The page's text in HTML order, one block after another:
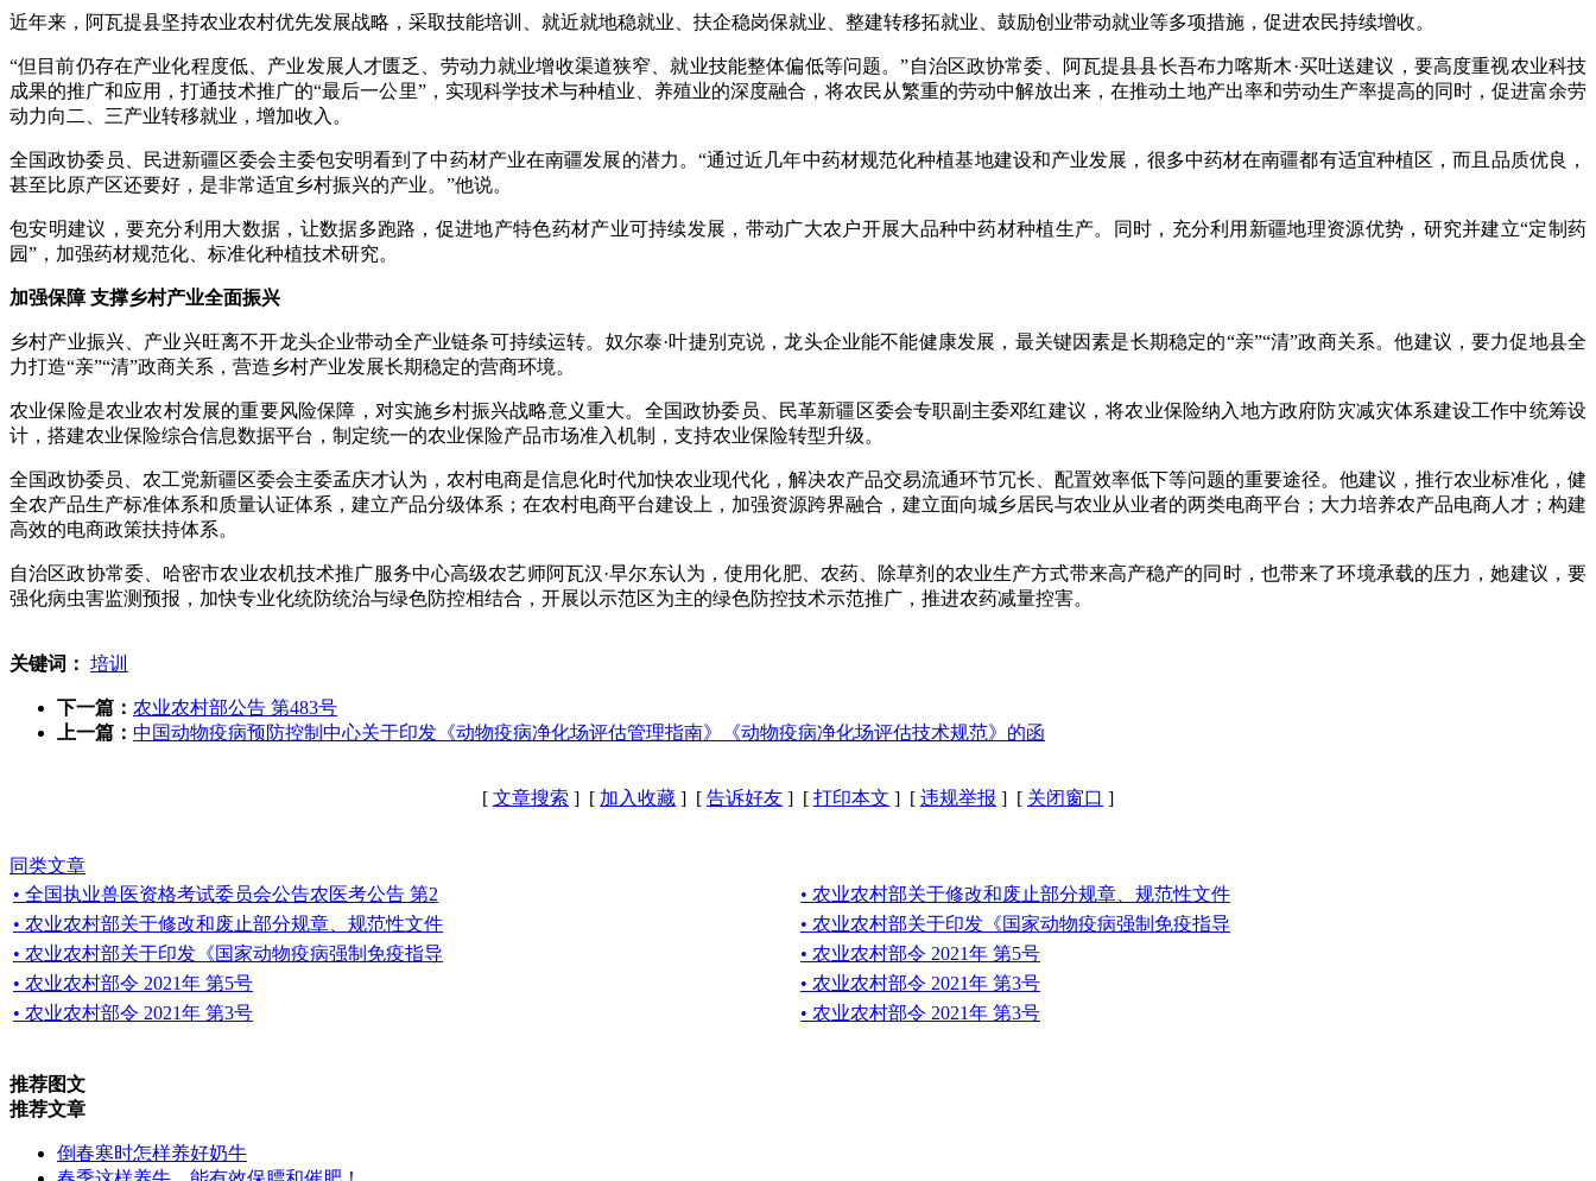
近年来，阿瓦提县坚持农业农村优先发展战略，采取技能培训、就近就地稳就业、扶企稳岗保就业、整建转移拓就业、鼓励创业带动就业等多项措施，促进农民持续增收。
“但目前仍存在产业化程度低、产业发展人才匮乏、劳动力就业增收渠道狭窄、就业技能整体偏低等问题。”自治区政协常委、阿瓦提县县长吾布力喀斯木·买吐送建议，要高度重视农业科技
成果的推广和应用，打通技术推广的“最后一公里”，实现科学技术与种植业、养殖业的深度融合，将农民从繁重的劳动中解放出来，在推动土地产出率和劳动生产率提高的同时，促进富余劳
动力向二、三产业转移就业，增加收入。
全国政协委员、民进新疆区委会主委包安明看到了中药材产业在南疆发展的潜力。“通过近几年中药材规范化种植基地建设和产业发展，很多中药材在南疆都有适宜种植区，而且品质优良，
甚至比原产区还要好，是非常适宜乡村振兴的产业。”他说。
包安明建议，要充分利用大数据，让数据多跑路，促进地产特色药材产业可持续发展，带动广大农户开展大品种中药材种植生产。同时，充分利用新疆地理资源优势，研究并建立“定制药
园”，加强药材规范化、标准化种植技术研究。
加强保障 支撑乡村产业全面振兴
乡村产业振兴、产业兴旺离不开龙头企业带动全产业链条可持续运转。奴尔泰·叶捷别克说，龙头企业能不能健康发展，最关键因素是长期稳定的“亲”“清”政商关系。他建议，要力促地县全
力打造“亲”“清”政商关系，营造乡村产业发展长期稳定的营商环境。
农业保险是农业农村发展的重要风险保障，对实施乡村振兴战略意义重大。全国政协委员、民革新疆区委会专职副主委邓红建议，将农业保险纳入地方政府防灾减灾体系建设工作中统筹设
计，搭建农业保险综合信息数据平台，制定统一的农业保险产品市场准入机制，支持农业保险转型升级。
全国政协委员、农工党新疆区委会主委孟庆才认为，农村电商是信息化时代加快农业现代化，解决农产品交易流通环节冗长、配置效率低下等问题的重要途径。他建议，推行农业标准化，健
全农产品生产标准体系和质量认证体系，建立产品分级体系；在农村电商平台建设上，加强资源跨界融合，建立面向城乡居民与农业从业者的两类电商平台；大力培养农产品电商人才；构建
高效的电商政策扶持体系。
自治区政协常委、哈密市农业农机技术推广服务中心高级农艺师阿瓦汉·早尔东认为，使用化肥、农药、除草剂的农业生产方式带来高产稳产的同时，也带来了环境承载的压力，她建议，要
强化病虫害监测预报，加快专业化统防统治与绿色防控相结合，开展以示范区为主的绿色防控技术示范推广，推进农药减量控害。
关键词： 培训
下一篇： 农业农村部公告 第483号
上一篇： 中国动物疫病预防控制中心关于印发《动物疫病净化场评估管理指南》《动物疫病净化场评估技术规范》的函
[ 文章搜索 ] [ 加入收藏 ] [ 告诉好友 ] [ 打印本文 ] [ 违规举报 ] [ 关闭窗口 ]
同类文章
• 全国执业兽医资格考试委员会公告农医考公告 第2
• 农业农村部关于修改和废止部分规章、规范性文件
• 农业农村部关于修改和废止部分规章、规范性文件
• 农业农村部关于印发《国家动物疫病强制免疫指导
• 农业农村部关于印发《国家动物疫病强制免疫指导
• 农业农村部令 2021年 第5号
• 农业农村部令 2021年 第5号
• 农业农村部令 2021年 第3号
• 农业农村部令 2021年 第3号
• 农业农村部令 2021年 第3号
推荐图文
推荐文章
倒春寒时怎样养好奶牛